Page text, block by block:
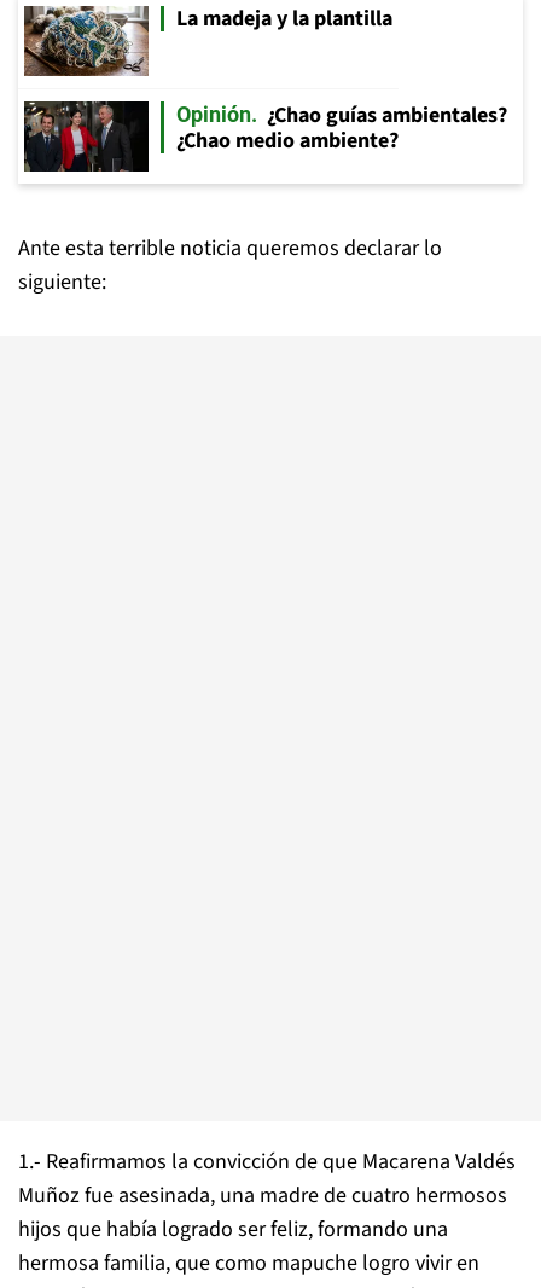
La madeja y la plantilla
Opinión
¿Chao guías ambientales?
¿Chao medio ambiente?
Ante esta terrible noticia queremos declarar lo
siguiente:
1.- Reafirmamos la convicción de que Macarena Valdés
Muñoz fue asesinada, una madre de cuatro hermosos
hijos que había logrado ser feliz, formando una
hermosa familia, que como mapuche logro vivir en